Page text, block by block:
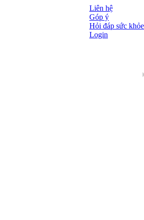
Liên hệ
Góp ý
Hỏi đáp sức khỏe
Login